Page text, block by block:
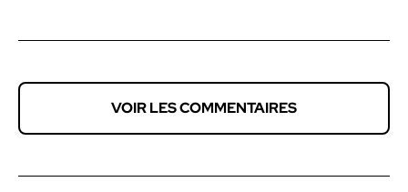
VOIR LES COMMENTAIRES